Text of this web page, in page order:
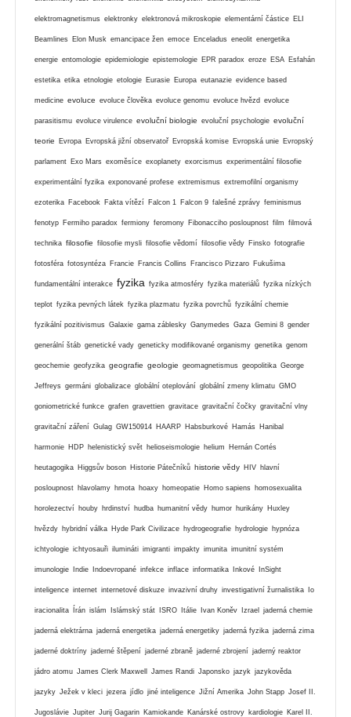
elektromagnetismus elektronky elektronová mikroskopie elementární částice ELI
Beamlines Elon Musk emancipace žen emoce Enceladus eneolit energetika
energie entomologie epidemiologie epistemologie EPR paradox eroze ESA Esfahán
estetika etika etnologie etologie Eurasie Europa eutanazie evidence based
medicine evoluce evoluce člověka evoluce genomu evoluce hvězd evoluce
parasitismu evoluce virulence evoluční biologie evoluční psychologie evoluční
teorie Evropa Evropská jižní observatoř Evropská komise Evropská unie Evropský
parlament Exo Mars exoměsíce exoplanety exorcismus experimentální filosofie
experimentální fyzika exponované profese extremismus extremofilní organismy
ezoterika Facebook Fakta vítězí Falcon 1 Falcon 9 falešné zprávy feminismus
fenotyp Fermiho paradox fermiony feromony Fibonacciho posloupnost film filmová
technika filosofie filosofie mysli filosofie vědomí filosofie vědy Finsko fotografie
fotosféra fotosyntéza Francie Francis Collins Francisco Pizzaro Fukušima
fundamentální interakce fyzika fyzika atmosféry fyzika materiálů fyzika nízkých
teplot fyzika pevných látek fyzika plazmatu fyzika povrchů fyzikální chemie
fyzikální pozitivismus Galaxie gama záblesky Ganymedes Gaza Gemini 8 gender
generální štáb genetické vady geneticky modifikované organismy genetika genom
geochemie geofyzika geografie geologie geomagnetismus geopolitika George
Jeffreys germáni globalizace globální oteplování globální zmeny klimatu GMO
goniometrické funkce grafen gravettien gravitace gravitační čočky gravitační vlny
gravitační záření Gulag GW150914 HAARP Habsburkové Hamás Hanibal
harmonie HDP helenistický svět helioseismologie helium Hernán Cortés
heutagogika Higgsův boson Historie Pátečníků historie vědy HIV hlavní
posloupnost hlavolamy hmota hoaxy homeopatie Homo sapiens homosexualita
horolezectví houby hrdinství hudba humanitní vědy humor hurikány Huxley
hvězdy hybridní válka Hyde Park Civilizace hydrogeografie hydrologie hypnóza
ichtyologie ichtyosauři ilumináti imigranti impakty imunita imunitní systém
imunologie Indie Indoevropané infekce inflace informatika Inkové InSight
inteligence internet internetové diskuze invazivní druhy investigativní žurnalistika Io
iracionalita Írán islám Islámský stát ISRO Itálie Ivan Koněv Izrael jaderná chemie
jaderná elektrárna jaderná energetika jaderná energetiky jaderná fyzika jaderná zima
jaderné doktríny jaderné štěpení jaderné zbraně jaderné zbrojení jaderný reaktor
jádro atomu James Clerk Maxwell James Randi Japonsko jazyk jazykověda
jazyky Ježek v kleci jezera jídlo jiné inteligence Jižní Amerika John Stapp Josef II.
Jugoslávie Jupiter Jurij Gagarin Kamiokande Kanárské ostrovy kardiologie Karel II.